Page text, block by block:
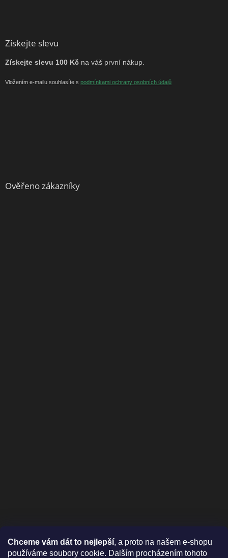
Chceme vám dát to nejlepší, a proto na našem e-shopu
používáme soubory cookie. Dalším procházením tohoto
Získejte slevu
Získejte slevu 100 Kč na váš první nákup.
Vložením e-mailu souhlasíte s podmínkami ochrany osobních údajů
Ověřeno zákazníky